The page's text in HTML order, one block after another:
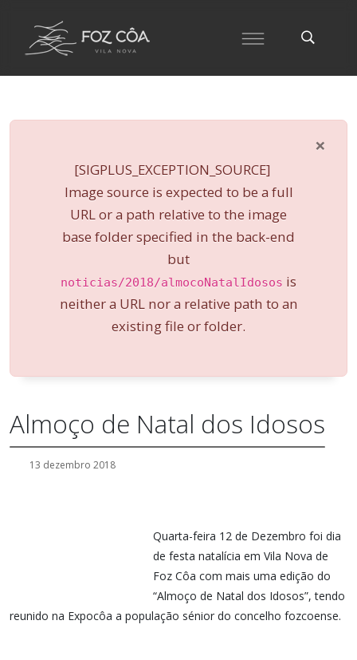
×
[SIGPLUS_EXCEPTION_SOURCE]
Image source is expected to be a full
URL or a path relative to the image
base folder specified in the back-end
but
noticias/2018/almocoNatalIdosos is
neither a URL nor a relative path to an
existing file or folder.
Almoço de Natal dos Idosos
13 dezembro 2018
Quarta-feira 12 de Dezembro foi dia
de festa natalícia em Vila Nova de
Foz Côa com mais uma edição do
“Almoço de Natal dos Idosos”, tendo
reunido na Expocôa a população sénior do concelho fozcoense.